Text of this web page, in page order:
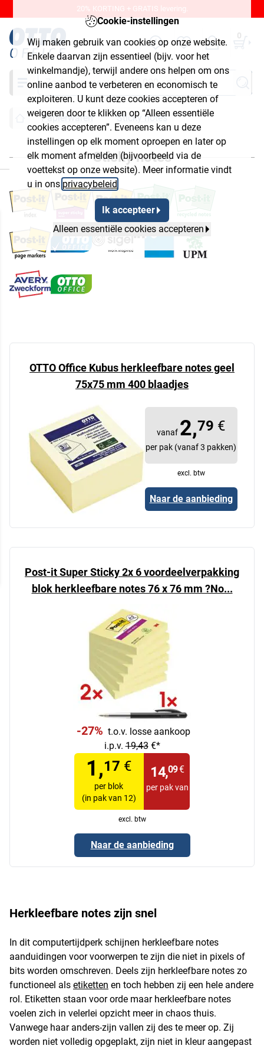
Cookie-instellingen
Wij maken gebruik van cookies op onze website.
Enkele daarvan zijn essentieel (bijv. voor het
winkelmandje), terwijl andere ons helpen om ons
online aanbod te verbeteren en economisch te
exploiteren. U kunt deze cookies accepteren of
weigeren door te klikken op “Alleen essentiële
cookies accepteren”. Eveneens kan u deze
instellingen op elk moment oproepen en later op
elk moment afmelden (bijvoorbeeld via de
voettekst op onze website). Meer informatie vindt
u in ons privacybeleid
Ik accepteer
Alleen essentiële cookies accepteren
20% KORTING + GRATIS levering.
0
Zoeken
Papierwaren Sticky notes
Sticky notes
OTTO Office Kubus herkleefbare notes geel
75x75 mm 400 blaadjes
vanaf 2,79 €
per pak (vanaf 3 pakken)
excl. btw
Naar de aanbieding
Post-it Super Sticky 2x 6 voordeelverpakking
blok herkleefbare notes 76 x 76 mm ?No...
-27% t.o.v. losse aankoop
i.p.v.19,43€*
1,17 €
per blok
(in pak van 12)
14,09€
per pak van 12
excl. btw
Naar de aanbieding
Herkleefbare notes zijn snel
In dit computertijdperk schijnen herkleefbare notes
aanduidingen voor voorwerpen te zijn die niet in pixels of
bits worden omschreven. Deels zijn herkleefbare notes zo
functioneel als etiketten en toch hebben zij een hele andere
rol. Etiketten staan voor orde maar herkleefbare notes
voelen zich in velerlei opzicht meer in chaos thuis.
Vanwege haar anders-zijn vallen zij des te meer op. Zij
worden niet volledig opgeplakt, zijn niet in kleur aangepast